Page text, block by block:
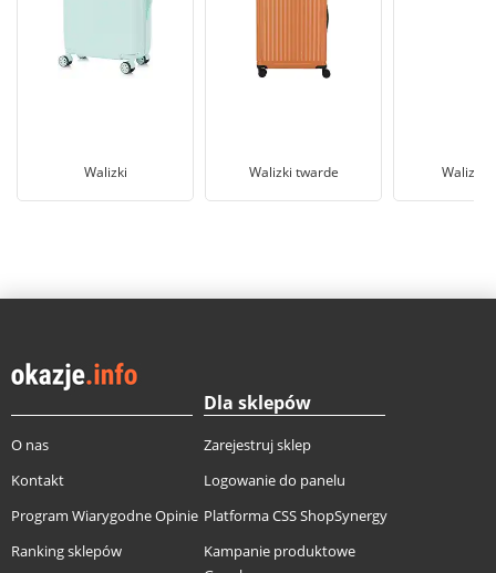
Walizki Walizki twarde Walizka
O nas
Kontakt
Program Wiarygodne Opinie
Ranking sklepów
Dla sklepów
Zarejestruj sklep
Logowanie do panelu
Platforma CSS ShopSynergy
Kampanie produktowe